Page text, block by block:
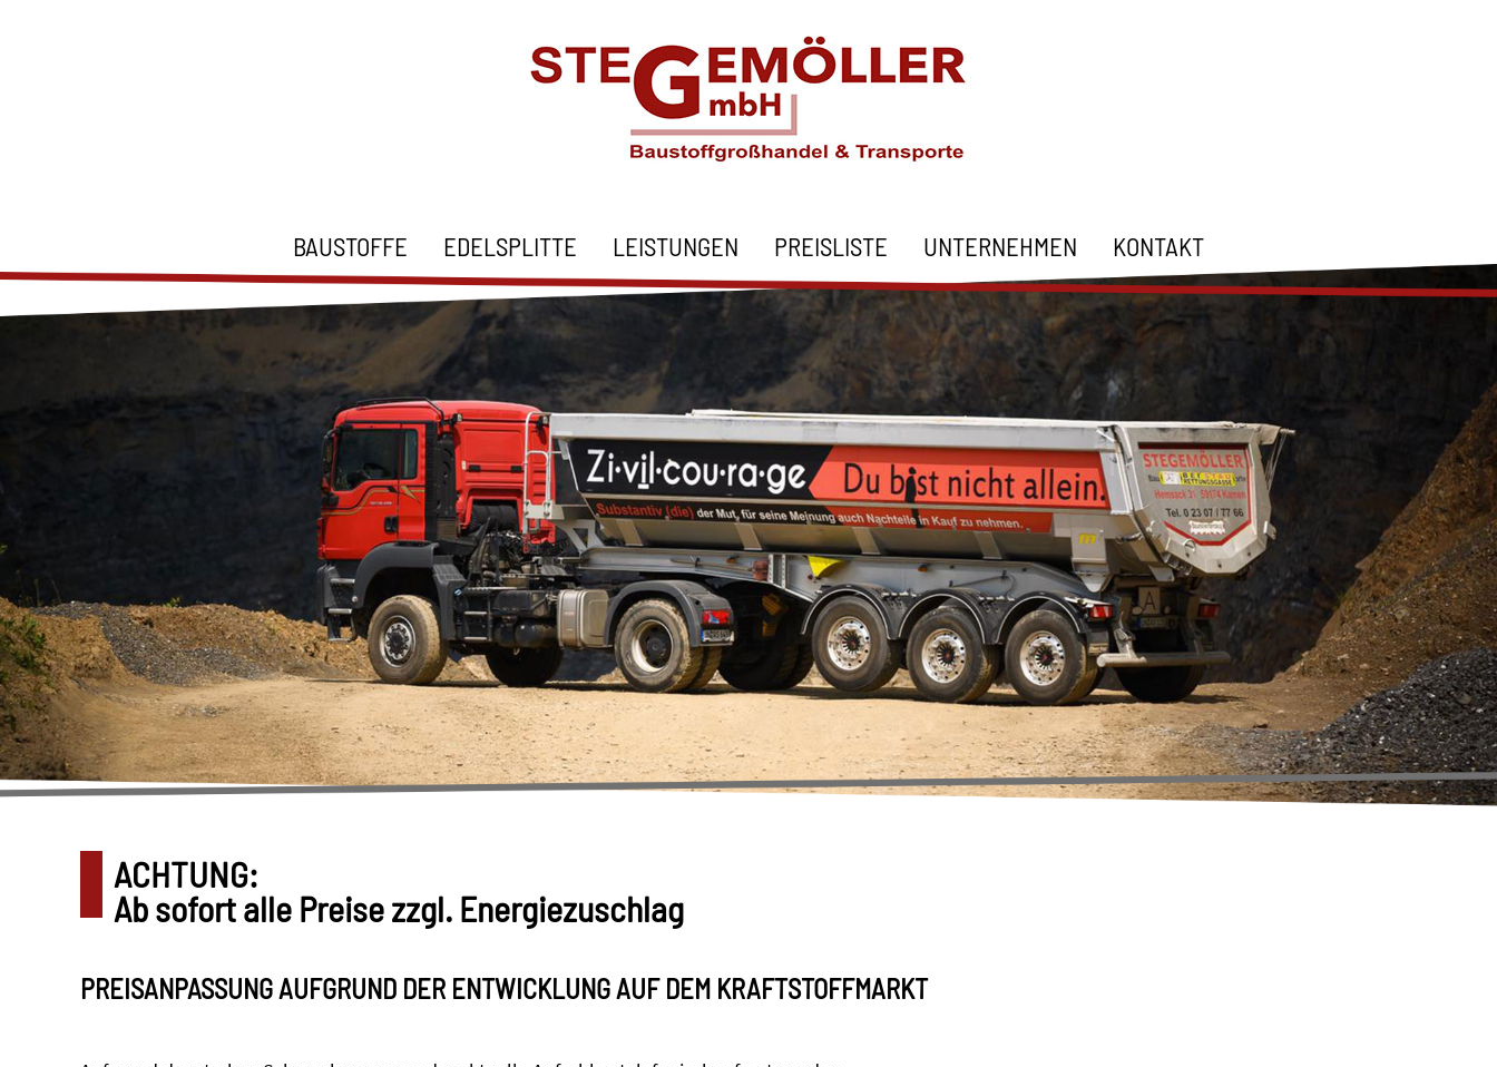
BAUSTOFFE EDELSPLITTE LEISTUNGEN PREISLISTE UNTERNEHMEN KONTAKT
ACHTUNG:
Ab sofort alle Preise zzgl. Energiezuschlag
PREISANPASSUNG AUFGRUND DER ENTWICKLUNG AUF DEM KRAFTSTOFFMARKT